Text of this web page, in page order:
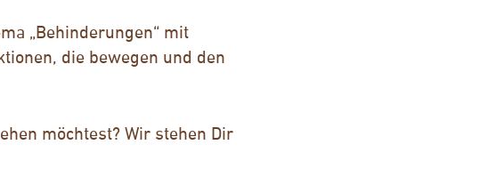
„Behinderungen“ mit
die bewegen und den
möchtest? Wir stehen Dir